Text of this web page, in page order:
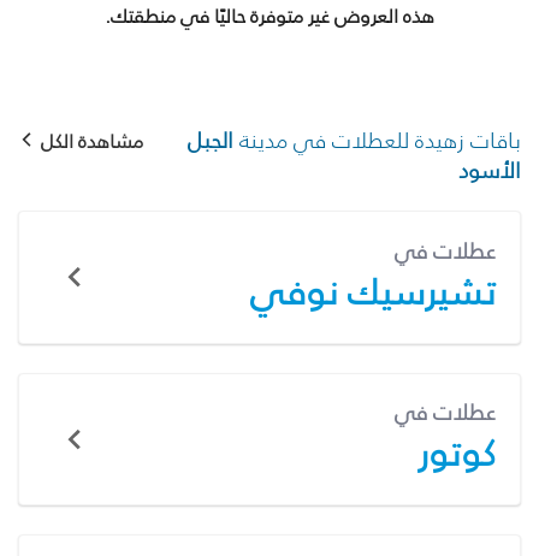
هذه العروض غير متوفرة حاليًا في منطقتك.
باقات زهيدة للعطلات في مدينة الجبل
الأسود
مشاهدة الكل
عطلات في
تشيرسيك نوفي
عطلات في
كوتور